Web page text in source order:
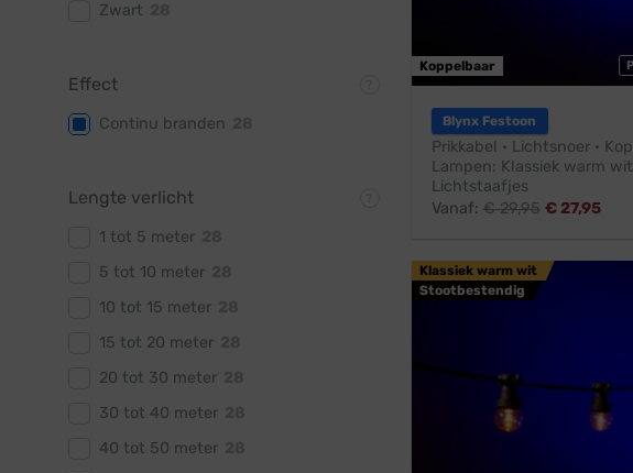
Zwart
Effect
Continu branden
Lengte verlicht
1 tot 5 meter
5 tot 10 meter
10 tot 15 meter
15 tot 20 meter
20 tot 30 meter
30 tot 40 meter
40 tot 50 meter
Koppelbaar
Blynx Festoon
Prikkabel · Lichtsnoer ·
Lampen: Klassiek warm wit
Lichtstaafjes
Vanaf: €29,95 €27,95
Klassiek warm wit
Stootbestendig